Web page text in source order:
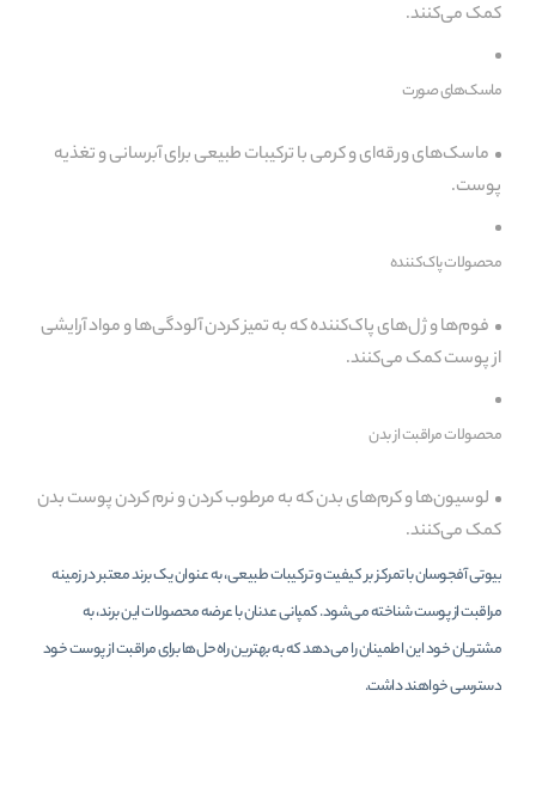
کمک می‌کنند.
ماسک‌های صورت
ماسک‌های ورقه‌ای و کرمی با ترکیبات طبیعی برای آبرسانی و تغذیه
پوست.
محصولات پاک‌کننده
فوم‌ها و ژل‌های پاک‌کننده که به تمیز کردن آلودگی‌ها و مواد آرایشی
از پوست کمک می‌کنند.
محصولات مراقبت از بدن
لوسیون‌ها و کرم‌های بدن که به مرطوب کردن و نرم کردن پوست بدن
کمک می‌کنند.
بیوتی آفجوسان با تمرکز بر کیفیت و ترکیبات طبیعی، به عنوان یک برند معتبر در زمینه
مراقبت از پوست شناخته می‌شود. کمپانی عدنان با عرضه محصولات این برند، به
مشتریان خود این اطمینان را می‌دهد که به بهترین راه‌حل‌ها برای مراقبت از پوست خود
دسترسی خواهند داشت.